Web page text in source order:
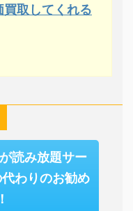
取してくれる
読み放題サー
わりのお勧め